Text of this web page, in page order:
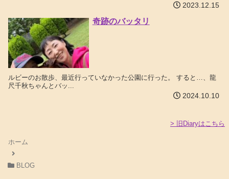
2023.12.15
奇跡のバッタリ
ルビーのお散歩、最近行っていなかった公園に行った。 すると…、龍
尺千秋ちゃんとバッ...
2024.10.10
> 旧Diaryはこちら
ホーム
BLOG